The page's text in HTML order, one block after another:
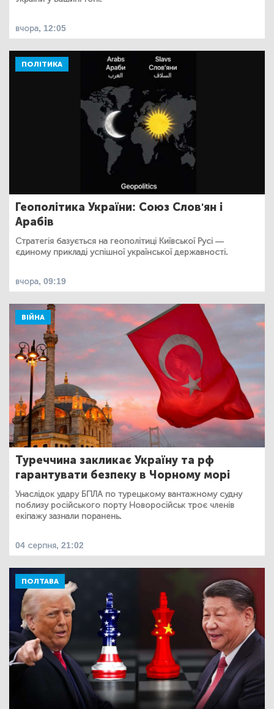
вчора, 12:05
ПОЛІТИКА
Геополітика України: Союз Слов'ян і
Арабів
Стратегія базується на геополітиці Київської Русі —
єдиному прикладі успішної української державності.
вчора, 09:19
ВІЙНА
Туреччина закликає Україну та рф
гарантувати безпеку в Чорному морі
Унаслідок удару БПЛА по турецькому вантажному судну
поблизу російського порту Новоросійськ троє членів
екіпажу зазнали поранень.
04 серпня, 21:02
ПОЛТАВА